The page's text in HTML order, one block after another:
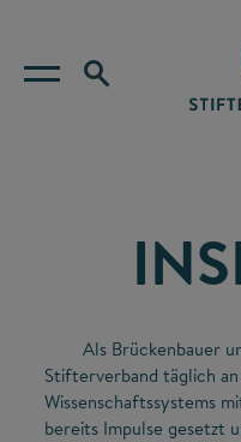
Als Brückenbauer
Stifterverband täglich
Wissenschaftssystems
bereits Impulse gesetzt